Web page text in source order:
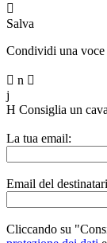

Salva
Condividi una voce
 n 
j
H Consiglia un
La tua email:
Email del
Cliccando su